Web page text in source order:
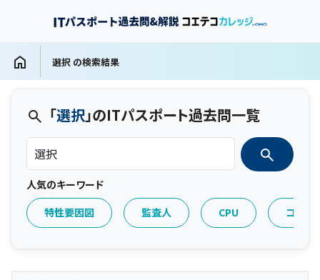
選択 の検索結果
「選択」のITパスポート過去問一覧
人気のキーワード
特性要因図
監査人 CPU コール